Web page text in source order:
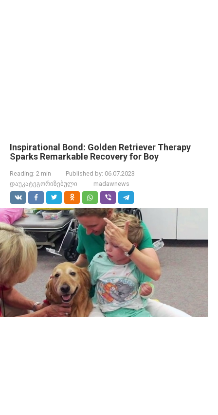
Inspirational Bond: Golden Retriever Therapy
Sparks Remarkable Recovery for Boy
Reading: 2 min Published by: 06.07.2023
დაუკატეგორიზებული
madawnews